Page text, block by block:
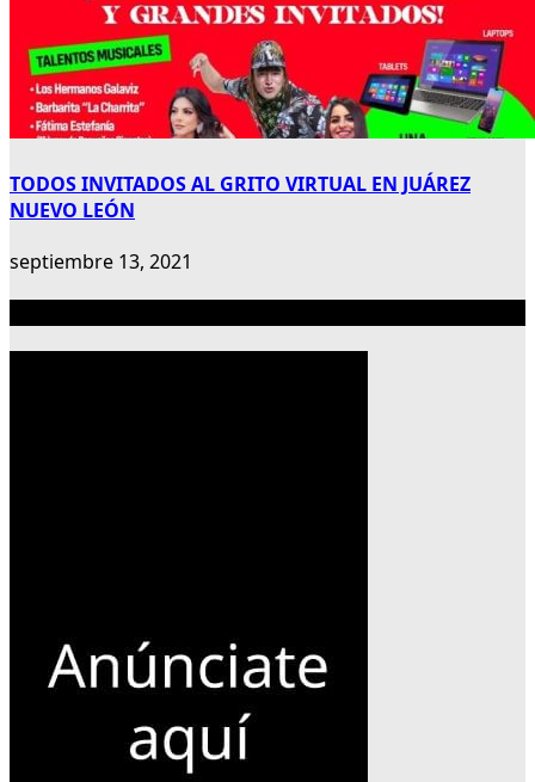
TODOS INVITADOS AL GRITO VIRTUAL EN JUÁREZ
NUEVO LEÓN
septiembre 13, 2021